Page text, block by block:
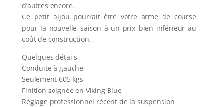
d’autres encore.
Ce petit bijou pourrait être votre arme de course
pour la nouvelle saison à un prix bien inférieur au
coût de construction.
Quelques détails
Conduite à gauche
Seulement 605 kgs
Finition soignée en Viking Blue
Réglage professionnel récent de la suspension